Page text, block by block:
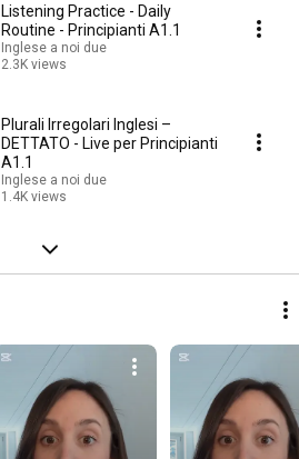
Listening Practice - Daily
Routine - Principianti A1.1
Inglese a noi due
2.3K views
Plurali Irregolari Inglesi –
DETTATO - Live per Principianti
A1.1
Inglese a noi due
1.4K views